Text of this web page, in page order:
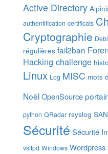
Active Directory
authentification certificats
Cryptographie
régulières fail2ban
Hacking challenge
Linux Log MISC mots
NoëlOpenSource
python QRadar rsyslog
Sécurité Sécurité
vsftpd Windows Wordpress